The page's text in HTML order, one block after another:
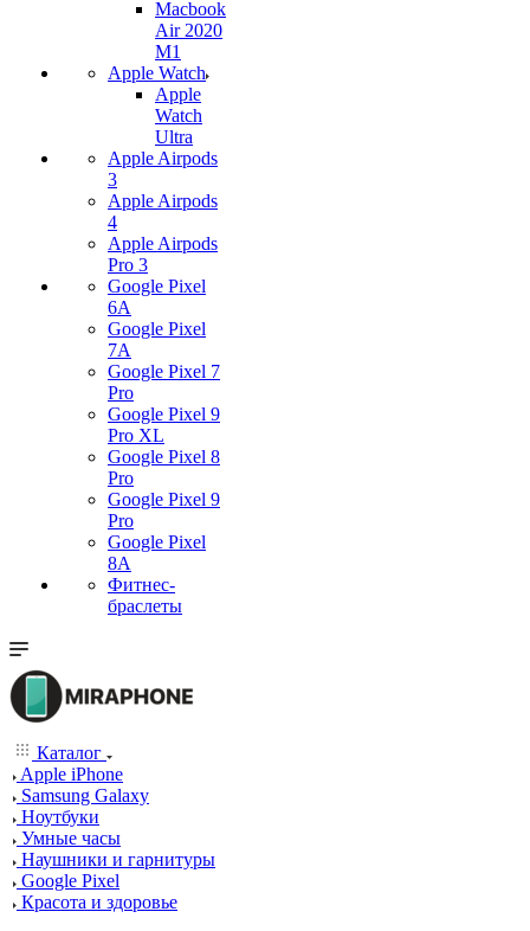
Macbook
Air 2020
M1
Apple Watch
Apple
Watch
Ultra
Apple Airpods
3
Apple Airpods
4
Apple Airpods
Pro 3
Google Pixel
6A
Google Pixel
7А
Google Pixel 7
Pro
Google Pixel 9
Pro XL
Google Pixel 8
Pro
Google Pixel 9
Pro
Google Pixel
8A
Фитнес-
браслеты
Каталог
Apple iPhone
Samsung Galaxy
Ноутбуки
Умные часы
Наушники и гарнитуры
Google Pixel
Красота и здоровье